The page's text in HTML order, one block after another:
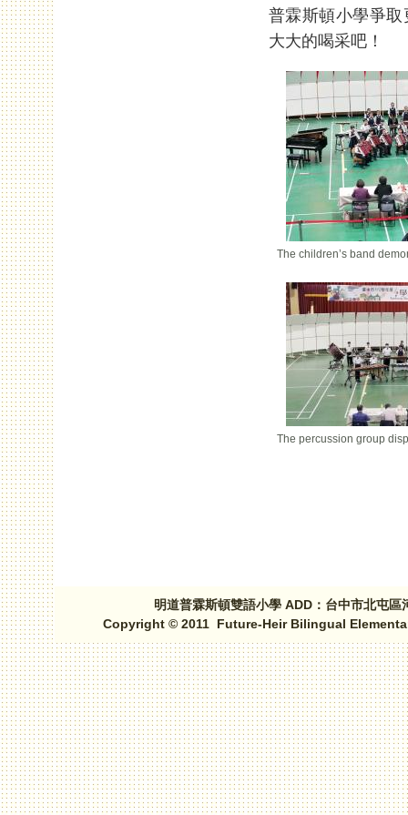
普霖斯頓小學爭
大大的喝采吧！
The children’s band
The percussion group
明道普霖斯頓雙語小學 ADD：台中市北屯
Copyright © 2011 Future-Heir Bilingual